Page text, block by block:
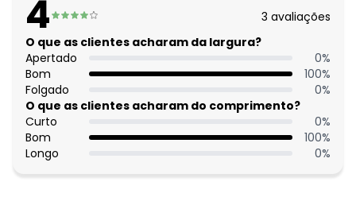
Modelo da manga: Bufante
Cintura: Alta
Decote frente: Redondo
Decote costas: Redondo
Complemento: Elástico na cintura, elástico nos punhos
Fechamento: Em botões
Tecido: Tecido de alfaiataria sarjado 280g 85% poliéster,
15% viscose
Uso trabalho: Sim
4 3 avaliações
O que as clientes acharam da largura?
Apertado
0%
Bom
100%
Folgado
0%
O que as clientes acharam do comprimento?
Curto
0%
Bom
100%
Longo
0%